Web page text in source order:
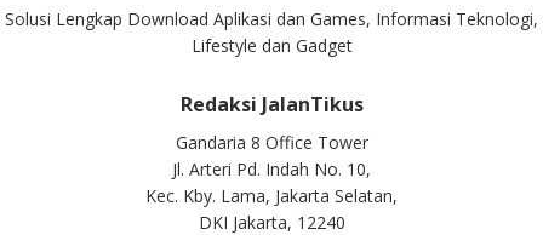
Solusi Lengkap Download Aplikasi dan Games, Informasi Teknologi,
Lifestyle dan Gadget
Redaksi JalanTikus
Gandaria 8 Office Tower
Jl. Arteri Pd. Indah No. 10,
Kec. Kby. Lama, Jakarta Selatan,
DKI Jakarta, 12240